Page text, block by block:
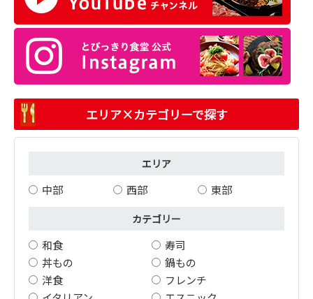
エリア×カテゴリーで探す
エリア
中部 西部 東部
カテゴリー
和食
寿司
丼もの
鍋もの
洋食
フレンチ